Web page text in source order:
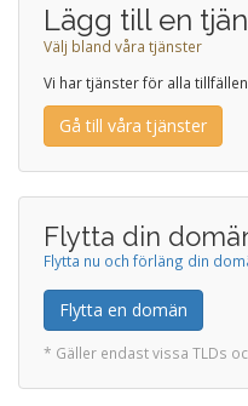
Lägg till en
Välj bland våra tjänster
Vi har tjänster för alla tillfällen
Gå till våra tjänster
Flytta din
Flytta nu och förläng din
Flytta en domän
* Gäller endast vissa TLDs